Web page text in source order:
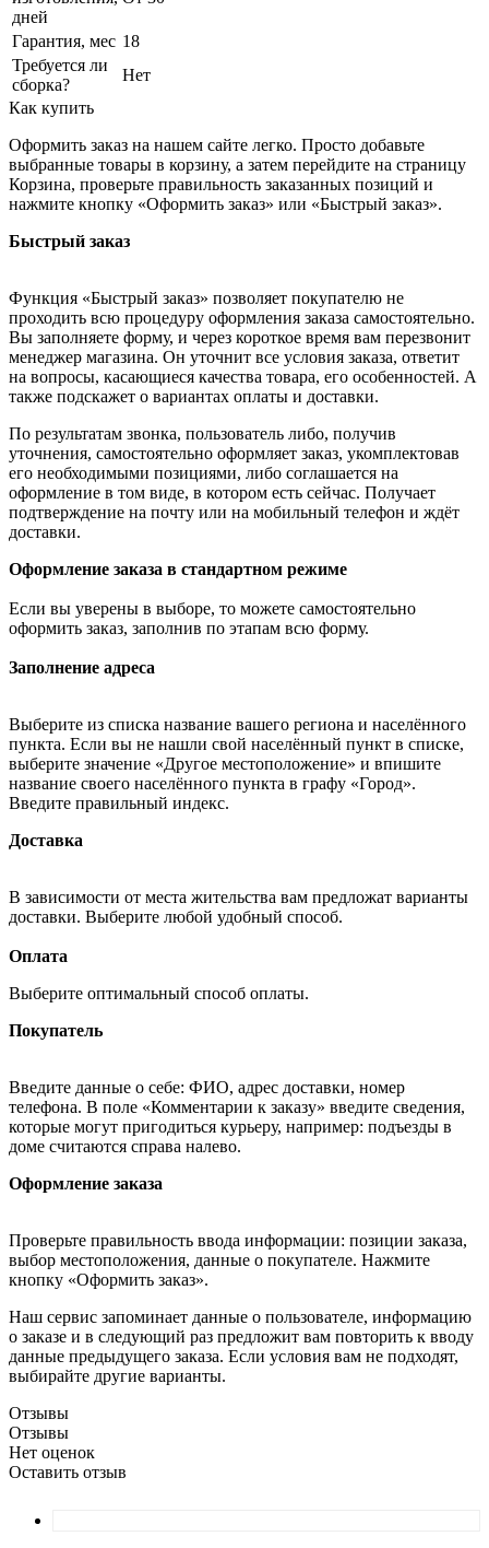
дней
Гарантия, мес 18
Требуется ли
сборка?
Нет
Как купить
Оформить заказ на нашем сайте легко. Просто добавьте
выбранные товары в корзину, а затем перейдите на страницу
Корзина, проверьте правильность заказанных позиций и
нажмите кнопку «Оформить заказ» или «Быстрый заказ».
Быстрый заказ
Функция «Быстрый заказ» позволяет покупателю не
проходить всю процедуру оформления заказа самостоятельно.
Вы заполняете форму, и через короткое время вам перезвонит
менеджер магазина. Он уточнит все условия заказа, ответит
на вопросы, касающиеся качества товара, его особенностей. А
также подскажет о вариантах оплаты и доставки.
По результатам звонка, пользователь либо, получив
уточнения, самостоятельно оформляет заказ, укомплектовав
его необходимыми позициями, либо соглашается на
оформление в том виде, в котором есть сейчас. Получает
подтверждение на почту или на мобильный телефон и ждёт
доставки.
Оформление заказа в стандартном режиме
Если вы уверены в выборе, то можете самостоятельно
оформить заказ, заполнив по этапам всю форму.
Заполнение адреса
Выберите из списка название вашего региона и населённого
пункта. Если вы не нашли свой населённый пункт в списке,
выберите значение «Другое местоположение» и впишите
название своего населённого пункта в графу «Город».
Введите правильный индекс.
Доставка
В зависимости от места жительства вам предложат варианты
доставки. Выберите любой удобный способ.
Оплата
Выберите оптимальный способ оплаты.
Покупатель
Введите данные о себе: ФИО, адрес доставки, номер
телефона. В поле «Комментарии к заказу» введите сведения,
которые могут пригодиться курьеру, например: подъезды в
доме считаются справа налево.
Оформление заказа
Проверьте правильность ввода информации: позиции заказа,
выбор местоположения, данные о покупателе. Нажмите
кнопку «Оформить заказ».
Наш сервис запоминает данные о пользователе, информацию
о заказе и в следующий раз предложит вам повторить к вводу
данные предыдущего заказа. Если условия вам не подходят,
выбирайте другие варианты.
Отзывы
Отзывы
Нет оценок
Оставить отзыв